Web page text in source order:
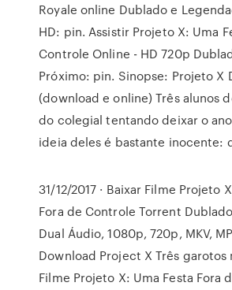
Royale online Dublado e
HD: pin. Assistir Projeto X: Uma
Controle Online - HD 720p
Próximo: pin. Sinopse: Projeto X
(download e online) Três alunos
do colegial tentando deixar o
ideia deles é bastante inocente:
31/12/2017 · Baixar Filme Projeto
Fora de Controle Torrent
Dual Áudio, 1080p, 720p, MKV,
Download Project X Três garotos
Filme Projeto X: Uma Festa Fora